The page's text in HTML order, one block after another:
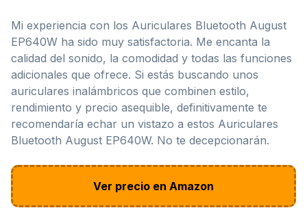
Mi experiencia con los Auriculares Bluetooth August
EP640W ha sido muy satisfactoria. Me encanta la
calidad del sonido, la comodidad y todas las funciones
adicionales que ofrece. Si estás buscando unos
auriculares inalámbricos que combinen estilo,
rendimiento y precio asequible, definitivamente te
recomendaría echar un vistazo a estos Auriculares
Bluetooth August EP640W. No te decepcionarán.
Ver precio en Amazon